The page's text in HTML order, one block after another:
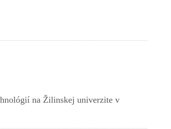
na Žilinskej univerzite v